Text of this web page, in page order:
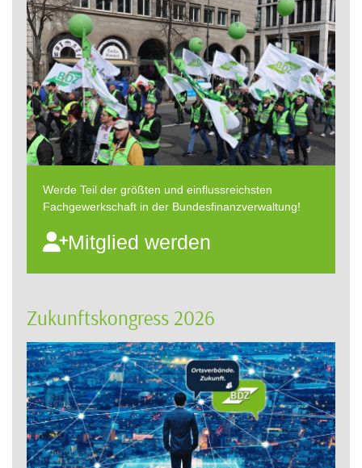
Werde Teil der größten und einflussreichsten
Fachgewerkschaft in der Bundesfinanzverwaltung!
Mitglied werden
Zukunftskongress 2026